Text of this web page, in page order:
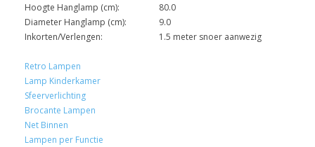
Hoogte Hanglamp (cm):
80.0
Diameter Hanglamp (cm):
9.0
Inkorten/Verlengen:
1.5 meter snoer aanwezig
Retro Lampen
Lamp Kinderkamer
Sfeerverlichting
Brocante Lampen
Net Binnen
Lampen per Functie